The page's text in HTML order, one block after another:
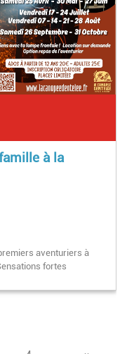
à la
aventuriers à
fortes